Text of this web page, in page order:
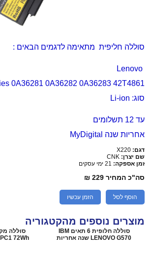
סוללה חליפית מתאימה לדגמים הבאים :
0A36281 0A36282 0A36283 42T4861
סוג: Li-ion
עד 12 תשלומים
אחריות שנה MyDigital
דגם: X220
שם יצרן: CNK
זמן אספקה: 21 ימי עסקים
סה"כ המחיר 229 ₪
הוסף לסל הזמן עכשיו
מוצרים נוספים מהקטגוריה
סוללה חלופית 6 תאים IBM
LENOVO G570 שנה אחריות
סוללה
72Wh